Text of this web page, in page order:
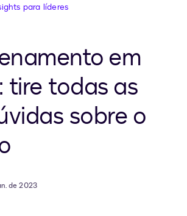
para líderes
em
tire todas as
sobre o
de 2023